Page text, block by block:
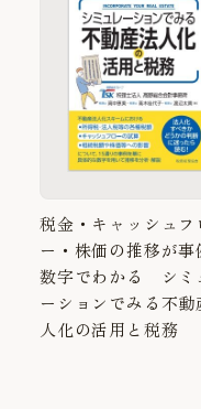
税金・キャッシュフ
ー・株価の推移が事
数字でわかる シミ
ーションでみる不動
人化の活用と税務